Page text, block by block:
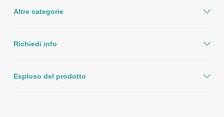
Altre categorie
Richiedi info
Esploso del prodotto